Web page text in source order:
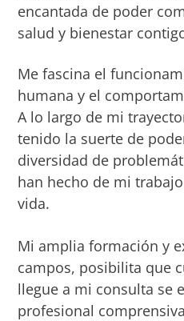
encantada de poder
salud y bienestar
Me fascina el
humana y el
A lo largo de mi
tenido la suerte de
diversidad de
han hecho de mi
vida.
Mi amplia formación y
campos, posibilita que
llegue a mi consulta se
profesional